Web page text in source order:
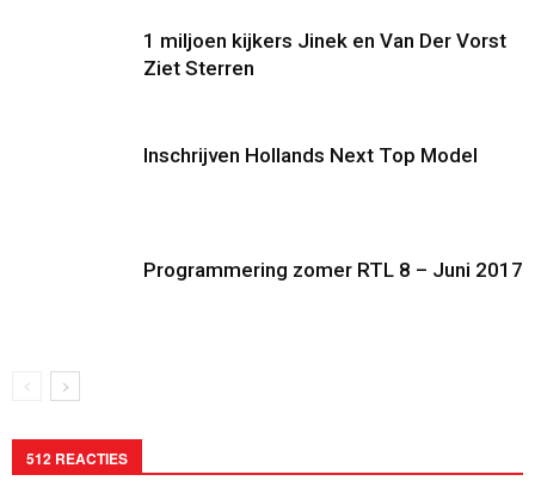
1 miljoen kijkers Jinek en Van Der Vorst
Ziet Sterren
Inschrijven Hollands Next Top Model
Programmering zomer RTL 8 – Juni 2017
512 REACTIES